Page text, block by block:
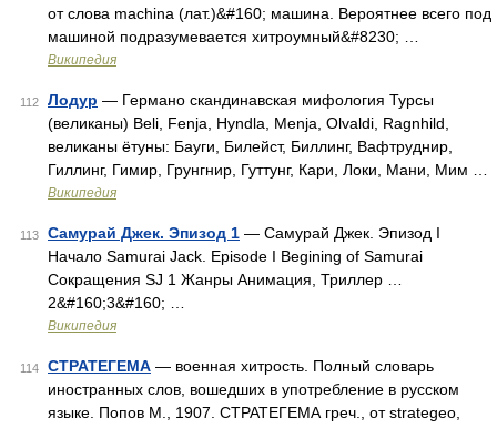
от слова machina (лат.)&#160; машина. Вероятнее всего под
машиной подразумевается хитроумный&#8230; …
Википедия
112 Лодур — Германо скандинавская мифология Турсы
(великаны) Beli, Fenja, Hyndla, Menja, Olvaldi, Ragnhild,
великаны ётуны: Бауги, Билейст, Биллинг, Вафтруднир,
Гиллинг, Гимир, Грунгнир, Гуттунг, Кари, Локи, Мани, Мим …
Википедия
113 Самурай Джек. Эпизод 1 — Самурай Джек. Эпизод I
Начало Samurai Jack. Episode I Begining of Samurai
Сокращения SJ 1 Жанры Анимация, Триллер …
2&#160;3&#160; …
Википедия
114 СТРАТЕГЕМА — военная хитрость. Полный словарь
иностранных слов, вошедших в употребление в русском
языке. Попов М., 1907. СТРАТЕГЕМА греч., от strategeo,